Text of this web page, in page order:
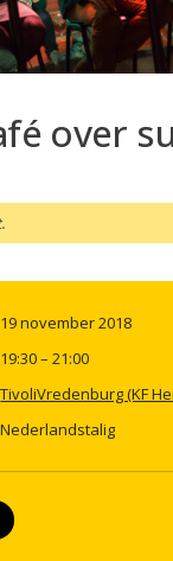
19 november 2018
19:30 – 21:00
TivoliVredenburg (KF
Nederlandstalig
over